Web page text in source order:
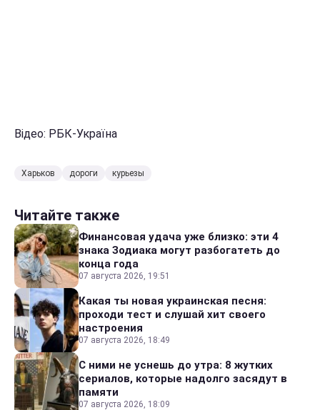
Відео: РБК-Україна
Харьков дороги курьезы
Читайте также
Финансовая удача уже близко: эти 4
знака Зодиака могут разбогатеть до
конца года
07 августа 2026, 19:51
Какая ты новая украинская песня:
проходи тест и слушай хит своего
настроения
07 августа 2026, 18:49
С ними не уснешь до утра: 8 жутких
сериалов, которые надолго засядут в
памяти
07 августа 2026, 18:09